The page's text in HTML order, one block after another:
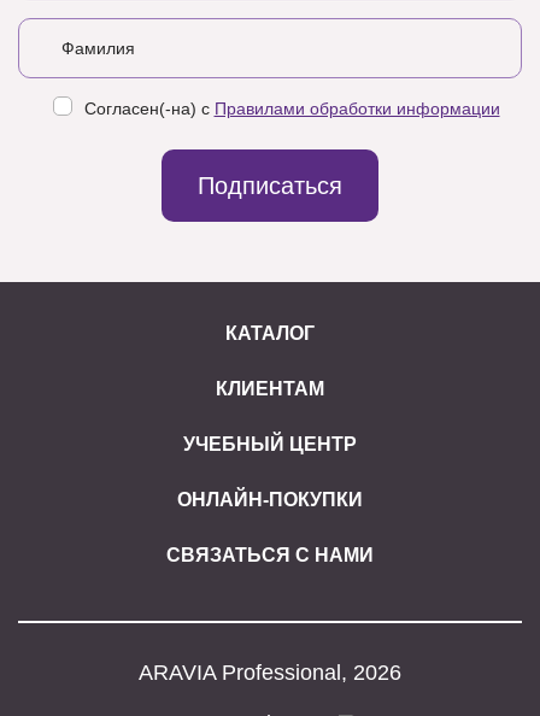
Согласен(-на) с Правилами обработки информации
Подписаться
КАТАЛОГ
КЛИЕНТАМ
УЧЕБНЫЙ ЦЕНТР
ОНЛАЙН-ПОКУПКИ
СВЯЗАТЬСЯ С НАМИ
ARAVIA Professional, 2026